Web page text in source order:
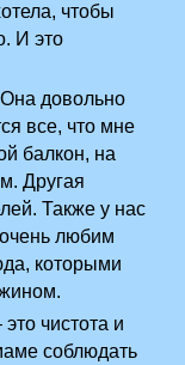
чтобы
И это
довольно
все, что мне
балкон, на
Другая
Также у нас
любим
которыми
чистота и
соблюдать